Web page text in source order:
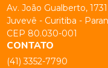
Av. João Gualberto,
Juvevê - Curitiba -
CEP 80.030-001
CONTATO
(41) 3352-7790